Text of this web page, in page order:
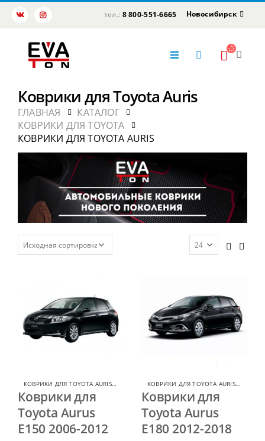
тел.: 8 800-551-6665 Новосибирск
Коврики для Toyota Auris
ГЛАВНАЯ
КАТАЛОГ
КОВРИКИ ДЛЯ TOYOTA
КОВРИКИ ДЛЯ TOYOTA AURIS
КОВРИКИ ДЛЯ TOYOTA AURIS
,КОВРИКИ ДЛЯ TOYOTA
Коврики для
Toyota Aurus
E150 2006-2012
КОВРИКИ ДЛЯ TOYOTA AURIS
,
Коврики для
Toyota Aurus
E180 2012-2018